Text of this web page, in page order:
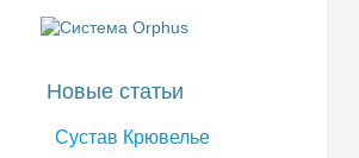
Новые статьи
Сустав Крювелье